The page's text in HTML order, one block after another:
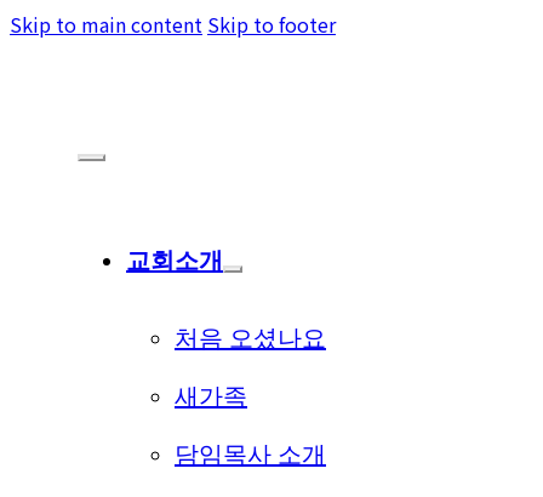
Skip to main content Skip to footer
교회소개
처음 오셨나요
새가족
담임목사 소개